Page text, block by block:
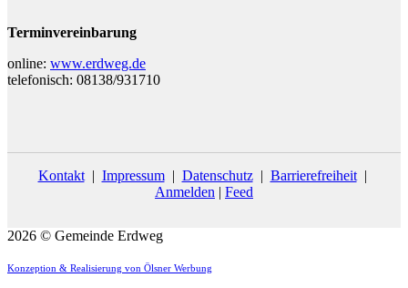
Terminvereinbarung
online: www.erdweg.de
telefonisch: 08138/931710
Kontakt| Impressum| Datenschutz| Barrierefreiheit|
Anmelden | Feed
2026 © Gemeinde Erdweg
Konzeption & Realisierung von Ölsner Werbung